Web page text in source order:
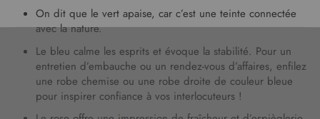
On dit que le vert apaise, car c’est une teinte connectée
avec la nature.
Le bleu calme les esprits et évoque la stabilité. Pour un
entretien d’embauche ou un rendez-vous d’affaires, enfilez
une robe chemise ou une robe droite de couleur bleue
pour inspirer confiance à vos interlocuteurs !